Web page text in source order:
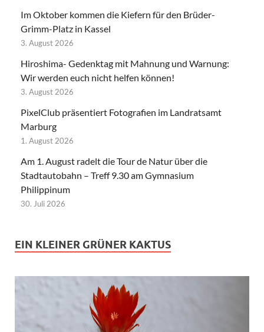
Im Oktober kommen die Kiefern für den Brüder-
Grimm-Platz in Kassel
3. August 2026
Hiroshima- Gedenktag mit Mahnung und Warnung:
Wir werden euch nicht helfen können!
3. August 2026
PixelClub präsentiert Fotografien im Landratsamt
Marburg
1. August 2026
Am 1. August radelt die Tour de Natur über die
Stadtautobahn – Treff 9.30 am Gymnasium
Philippinum
30. Juli 2026
EIN KLEINER GRÜNER KAKTUS